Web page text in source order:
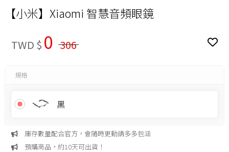
【小米】Xiaomi 智慧音頻眼鏡
TWD $ 0 306
規格
黑
庫存數量配合官方，會隨時更動請多多包涵
預購商品，約10天可出貨！